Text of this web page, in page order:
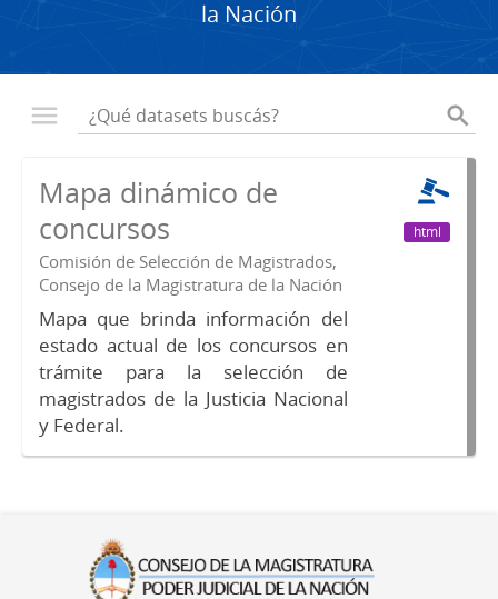
la Nación
Mapa dinámico de
concursos
Comisión de Selección de Magistrados,
Consejo de la Magistratura de la Nación
Mapa que brinda información del
estado actual de los concursos en
trámite para la selección de
magistrados de la Justicia Nacional
y Federal.
html